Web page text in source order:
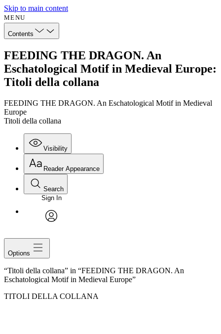
Skip to main content
MENU
Contents
FEEDING THE DRAGON. An
Eschatological Motif in Medieval Europe:
Titoli della collana
FEEDING THE DRAGON. An Eschatological Motif in Medieval
Europe
Titoli della collana
Visibility
Reader Appearance
Search
Sign In
Options
“Titoli della collana” in “FEEDING THE DRAGON. An
Eschatological Motif in Medieval Europe”
TITOLI DELLA COLLANA